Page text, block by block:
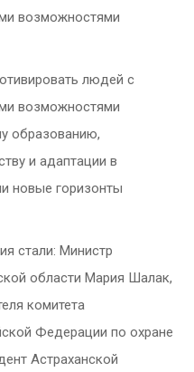
возможностями
людей c
возможностями
образованию,
и адаптации в
новые горизонты
стали: Министр
области Мария Шалак,
комитета
Федерации по охране
Астраханской